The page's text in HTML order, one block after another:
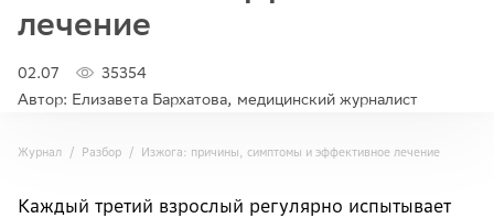
лечение
02.07
35354
Автор: Елизавета Бархатова, медицинский журналист
Журнал Разбор Изжога: причины, симптомы и эффективное лечение
Каждый третий взрослый регулярно испытывает